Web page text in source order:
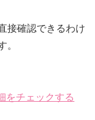
接確認できるわけ
。
をチェックする